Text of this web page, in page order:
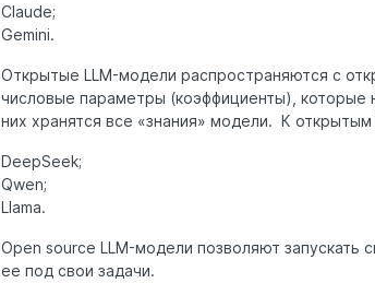
Claude;
Gemini.
Открытые LLM-модели распространяются с
числовые параметры (коэффициенты), которые
них хранятся все «знания» модели. К открытым
DeepSeek;
Qwen;
Llama.
Open source LLM-модели позволяют запускать
ее под свои задачи.